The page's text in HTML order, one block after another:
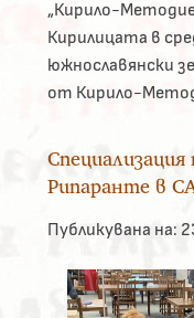
„Кирило-
Кирилицата в
южнославянски
от Кирило-
Рипаранте в
Публикувана на: